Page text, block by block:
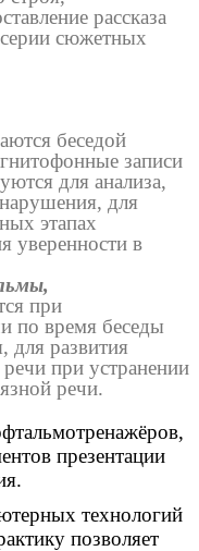
рассказа
сюжетных
беседой
записи
для анализа,
для
этапах
уверенности в
при
по время беседы
для развития
при устранении
речи.
презентации
технологий
позволяет